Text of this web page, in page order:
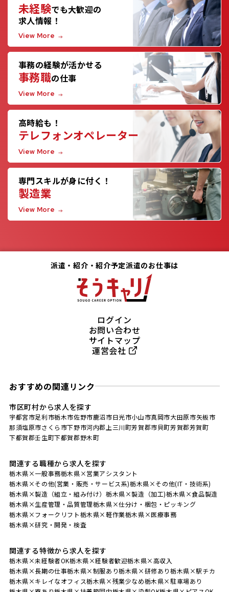
未経験でも大歓迎の
求人情報！
View More
事務の経験が活かせる
事務職の仕事
View More
高時給も！
テレフォンオペレーター
View More
専門スキルが身に付く！
製造業
View More
派遣・紹介・紹介予定派遣のお仕事は
ログイン
お問い合わせ
サイトマップ
運営会社
おすすめの関連リンク
市区町村から求人を探す
宇都宮市足利市栃木市佐野市鹿沼市日光市小山市真岡市大田原市矢板市
那須塩原市さくら市下野市河内郡上三川町芳賀郡市貝町芳賀郡芳賀町
下都賀郡壬生町下都賀郡野木町
関連する職種から求人を探す
栃木県×一般事務栃木県×営業アシスタント
栃木県×その他(営業・販売・サービス系)栃木県×その他(IT・技術系)
栃木県×製造（組立・組み付け）栃木県×製造（加工)栃木県×食品製造
栃木県×生産管理・品質管理栃木県×仕分け・梱包・ピッキング
栃木県×フォークリフト栃木県×軽作業栃木県×医療事務
栃木県×研究・開発・検査
関連する特徴から求人を探す
栃木県×未経験者OK栃木県×経験者歓迎栃木県×高収入
栃木県×長期の仕事栃木県×制服あり栃木県×研修あり栃木県×駅チカ
栃木県×キレイなオフィス栃木県×残業少なめ栃木県×駐車場あり